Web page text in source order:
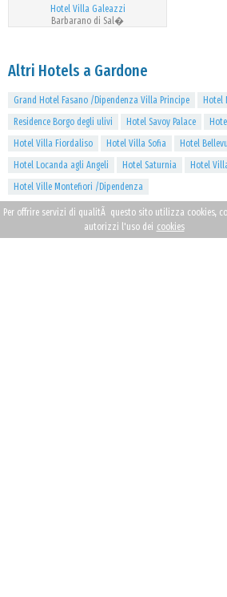
Hotel Villa Galeazzi
Barbarano di Sal�
Altri Hotels a Gardone
Grand Hotel Fasano /Dipendenza Villa Principe
Hotel
Residence Borgo degli ulivi
Hotel Savoy Palace
Hotel Villa Fiordaliso
Hotel Villa Sofia Hotel
Hotel Locanda agli Angeli
Hotel Saturnia
Hotel
Hotel Ville Montefiori /Dipendenza
Per offrire servizi di qualitÃ questo sito utilizza cookies,
autorizzi l'uso dei cookies